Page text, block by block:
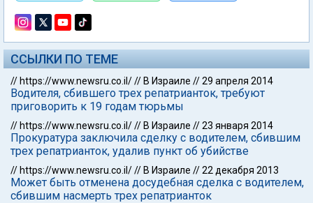
ССЫЛКИ ПО ТЕМЕ
// https://www.newsru.co.il/// В Израиле //29 апреля 2014
Водителя, сбившего трех репатрианток, требуют
приговорить к 19 годам тюрьмы
// https://www.newsru.co.il/// В Израиле //23 января 2014
Прокуратура заключила сделку с водителем, сбившим
трех репатрианток, удалив пункт об убийстве
// https://www.newsru.co.il/// В Израиле //22 декабря 2013
Может быть отменена досудебная сделка с водителем,
сбившим насмерть трех репатрианток